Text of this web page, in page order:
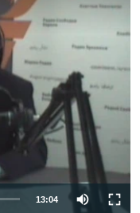
available
13:04